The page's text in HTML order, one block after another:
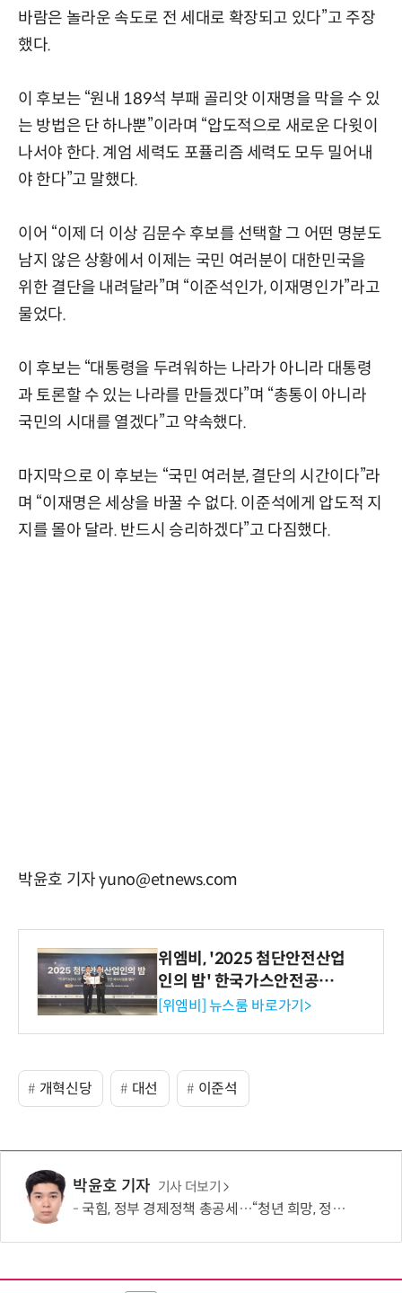
바람은 놀라운 속도로 전 세대로 확장되고 있다”고 주장
했다.
이 후보는 “원내 189석 부패 골리앗 이재명을 막을 수 있
는 방법은 단 하나뿐”이라며 “압도적으로 새로운 다윗이
나서야 한다. 계엄 세력도 포퓰리즘 세력도 모두 밀어내
야 한다”고 말했다.
이어 “이제 더 이상 김문수 후보를 선택할 그 어떤 명분도
남지 않은 상황에서 이제는 국민 여러분이 대한민국을
위한 결단을 내려달라”며 “이준석인가, 이재명인가”라고
물었다.
이 후보는 “대통령을 두려워하는 나라가 아니라 대통령
과 토론할 수 있는 나라를 만들겠다”며 “총통이 아니라
국민의 시대를 열겠다”고 약속했다.
마지막으로 이 후보는 “국민 여러분, 결단의 시간이다”라
며 “이재명은 세상을 바꿀 수 없다. 이준석에게 압도적 지
지를 몰아 달라. 반드시 승리하겠다”고 다짐했다.
박윤호 기자 yuno@etnews.com
위엠비, '2025 첨단안전산업
인의 밤' 한국가스안전공사
사장상 수상
[위엠비] 뉴스룸 바로가기>
개혁신당 대선 이준석
박윤호 기자 기사 더보기
국힘, 정부 경제정책 총공세…“청년 희망, 정권교체 외 해답 없어”